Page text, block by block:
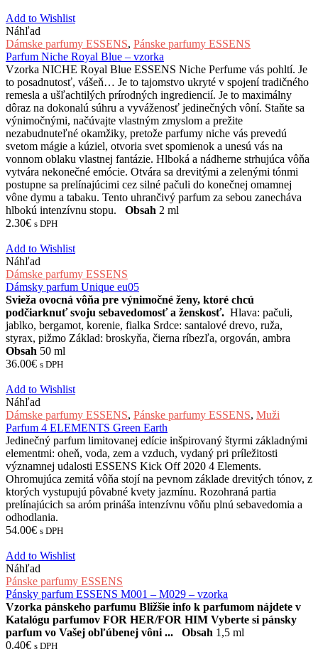
Add to Wishlist
Náhľad
Dámske parfumy ESSENS, Pánske parfumy ESSENS
Parfum Niche Royal Blue – vzorka
Vzorka NICHE Royal Blue ESSENS Niche Perfume vás pohltí. Je
to posadnutosť, vášeň… Je to tajomstvo ukryté v spojení tradičného
remesla a ušľachtilých prírodných ingrediencií. Je to maximálny
dôraz na dokonalú súhru a vyváženosť jedinečných vôní. Staňte sa
výnimočnými, načúvajte vlastným zmyslom a prežite
nezabudnuteľné okamžiky, pretože parfumy niche vás prevedú
svetom mágie a kúziel, otvoria svet spomienok a unesú vás na
vonnom oblaku vlastnej fantázie. Hlboká a nádherne strhujúca vôňa
vytvára nekonečné emócie. Otvára sa drevitými a zelenými tónmi
postupne sa prelínajúcimi cez silné pačuli do konečnej omamnej
vône dymu a tabaku. Tento uhrančivý parfum za sebou zanecháva
hlbokú intenzívnu stopu. Obsah 2 ml
2.30€ s DPH
Add to Wishlist
Náhľad
Dámske parfumy ESSENS
Dámsky parfum Unique eu05
Svieža ovocná vôňa pre výnimočné ženy, ktoré chcú
podčiarknuť svoju sebavedomosť a ženskosť. Hlava: pačuli,
jablko, bergamot, korenie, fialka Srdce: santalové drevo, ruža,
styrax, pižmo Základ: broskyňa, čierna ríbezľa, orgován, ambra
Obsah 50 ml
36.00€ s DPH
Add to Wishlist
Náhľad
Dámske parfumy ESSENS, Pánske parfumy ESSENS, Muži
Parfum 4 ELEMENTS Green Earth
Jedinečný parfum limitovanej edície inšpirovaný štyrmi základnými
elementmi: oheň, voda, zem a vzduch, vydaný pri príležitosti
významnej udalosti ESSENS Kick Off 2020 4 Elements.
Ohromujúca zemitá vôňa stojí na pevnom základe drevitých tónov, z
ktorých vystupujú pôvabné kvety jazmínu. Rozohraná partia
prelínajúcich sa aróm prináša intenzívnu vôňu plnú sebavedomia a
odhodlania.
54.00€ s DPH
Add to Wishlist
Náhľad
Pánske parfumy ESSENS
Pánsky parfum ESSENS M001 – M029 – vzorka
Vzorka pánskeho parfumu Bližšie info k parfumom nájdete v
Katalógu parfumov FOR HER/FOR HIM Vyberte si pánsky
parfum vo Vašej obľúbenej vôni ...
Obsah 1,5 ml
0.40€ s DPH